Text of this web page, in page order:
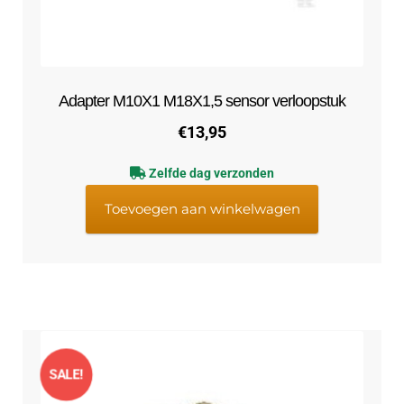
Adapter M10X1 M18X1,5 sensor verloopstuk
€13,95
Zelfde dag verzonden
Toevoegen aan winkelwagen
SALE!